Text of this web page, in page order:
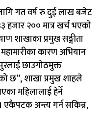
गत वर्ष रु दुई लाख बजेट
हजार २०० मात्र खर्च भएको
शाखाका प्रमुख सङ्गीता
कारण अभियान
छाउगोठमुक्त
छ”, शाखा प्रमुख शाहले
महिलालाई हेर्ने
एकैपटक अन्त्य गर्न सकिन्न,